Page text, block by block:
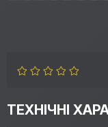
ТЕХНІЧНІ